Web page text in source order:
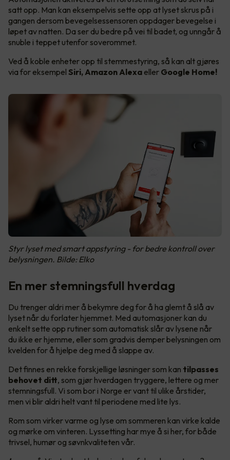
satt opp. Man kan eksempelvis sette opp at lyset skrus på i
gangen dersom bevegelsessensoren oppdager bevegelse i
løpet av natten. Da ser du bedre på vei til badet, og unngår å
snuble i teppet utenfor soverommet.
Ved å koble enheter opp til stemmestyring, så kan alt gjøres
via for eksempel Siri, Amazon Alexa eller Google Home!
Styr lyset med smart appstyring - for bedre kontroll over
belysningen. Bilde: Elko
En mer stemningsfull hverdag
Du trenger aldri mer å bekymre deg for å ha glemt å slå av
lyset når du forlater hjemmet. Med automasjoner kan du
enkelt sette opp rutiner som automatisk slår av lysene når
du ikke er hjemme, eller som gradvis demper belysningen om
kvelden for å hjelpe deg med å slappe av.
Det finnes en rekke forskjellige løsninger som kan tilpasses
behovet ditt, som gjør hverdagen tryggere, lettere og mer
stemningsfull. Vi som bor i Norge er vant til ulike årstider,
men vi blir aldri helt vant til periodene med lite lys.
Rom som virker varme og lyse om sommeren kan virke kalde
og mørke om vinteren. Lyssetting har mye å si her, for både
trivsel, humør og søvnkvaliteten vår.